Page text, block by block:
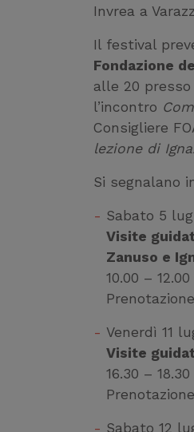
Invrea a
Il festival
Fondazione
alle 20 presso
l’incontro
Consigliere
lezione di
Si segnalano
Sabato 5
Visite
Zanuso e
10.00 –
Venerdì 11
Visite
16.30 –
Sabato 12